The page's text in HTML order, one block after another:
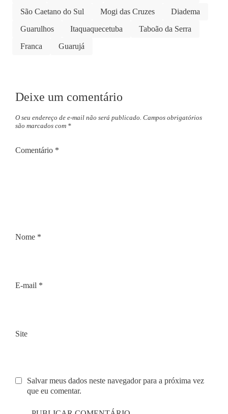
São Caetano do Sul
Mogi das Cruzes
Diadema
Guarulhos
Itaquaquecetuba
Taboão da Serra
Franca
Guarujá
Deixe um comentário
O seu endereço de e-mail não será publicado. Campos obrigatórios
são marcados com *
Comentário *
Nome *
E-mail *
Site
Salvar meus dados neste navegador para a próxima vez
que eu comentar.